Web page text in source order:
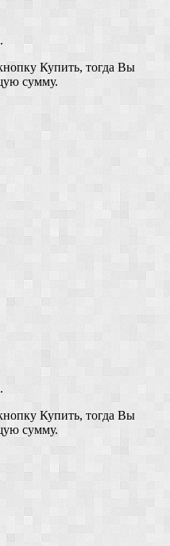
Купить, тогда Вы
сумму.
Купить, тогда Вы
сумму.